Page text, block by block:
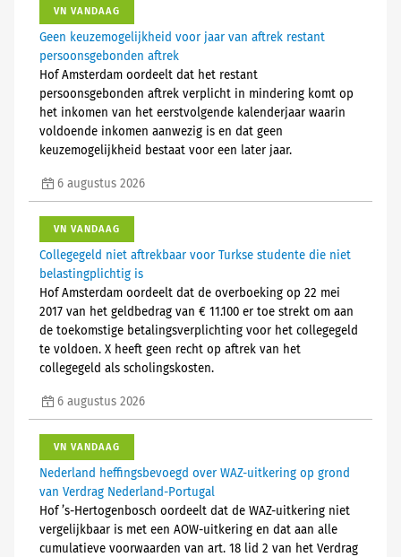
VN VANDAAG
Geen keuzemogelijkheid voor jaar van aftrek restant
persoonsgebonden aftrek
Hof Amsterdam oordeelt dat het restant
persoonsgebonden aftrek verplicht in mindering komt op
het inkomen van het eerstvolgende kalenderjaar waarin
voldoende inkomen aanwezig is en dat geen
keuzemogelijkheid bestaat voor een later jaar.
6 augustus 2026
VN VANDAAG
Collegegeld niet aftrekbaar voor Turkse studente die niet
belastingplichtig is
Hof Amsterdam oordeelt dat de overboeking op 22 mei
2017 van het geldbedrag van € 11.100 er toe strekt om aan
de toekomstige betalingsverplichting voor het collegegeld
te voldoen. X heeft geen recht op aftrek van het
collegegeld als scholingskosten.
6 augustus 2026
VN VANDAAG
Nederland heffingsbevoegd over WAZ-uitkering op grond
van Verdrag Nederland-Portugal
Hof ’s-Hertogenbosch oordeelt dat de WAZ-uitkering niet
vergelijkbaar is met een AOW-uitkering en dat aan alle
cumulatieve voorwaarden van art. 18 lid 2 van het Verdrag